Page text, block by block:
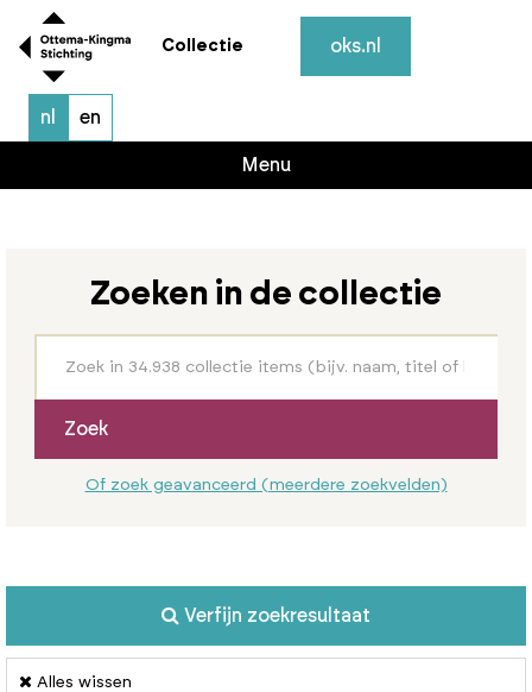
Collectie oks.nl
nl en
Menu
Zoeken in de collectie
Zoek
Of zoek geavanceerd (meerdere zoekvelden)
Verfijn zoekresultaat
Alles wissen